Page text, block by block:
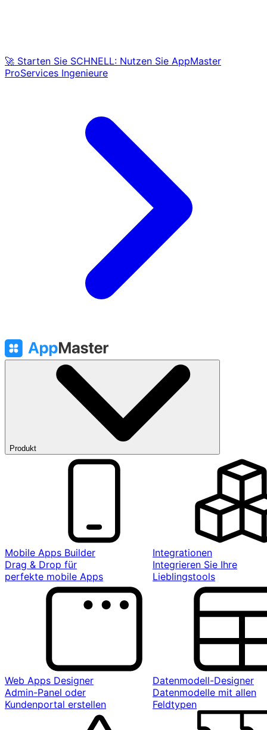
🚀 Starten Sie SCHNELL: Nutzen Sie AppMaster
ProServices Ingenieure
Produkt
Mobile Apps Builder
Drag & Drop für
perfekte mobile Apps
Integrationen
Integrieren Sie Ihre
Lieblingstools
Web Apps Designer
Admin-Panel oder
Kundenportal erstellen
Datenmodell-Designer
Datenmodelle mit allen
Feldtypen